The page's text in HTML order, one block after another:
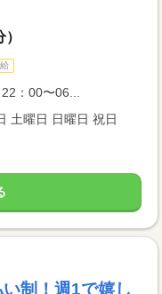
：00〜06...
土曜日 日曜日 祝日
制！週1で嬉し